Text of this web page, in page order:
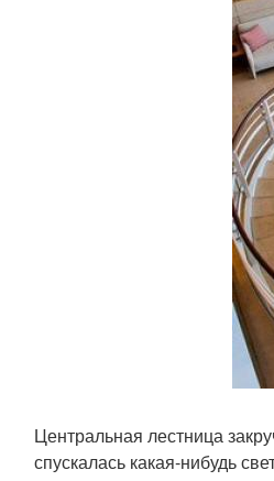
Центральная лестница
спускалась какая-нибудь